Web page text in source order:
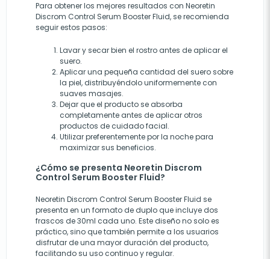
Para obtener los mejores resultados con Neoretin
Discrom Control Serum Booster Fluid, se recomienda
seguir estos pasos:
Lavar y secar bien el rostro antes de aplicar el
suero.
Aplicar una pequeña cantidad del suero sobre
la piel, distribuyéndolo uniformemente con
suaves masajes.
Dejar que el producto se absorba
completamente antes de aplicar otros
productos de cuidado facial.
Utilizar preferentemente por la noche para
maximizar sus beneficios.
¿Cómo se presenta Neoretin Discrom
Control Serum Booster Fluid?
Neoretin Discrom Control Serum Booster Fluid se
presenta en un formato de duplo que incluye dos
frascos de 30ml cada uno. Este diseño no solo es
práctico, sino que también permite a los usuarios
disfrutar de una mayor duración del producto,
facilitando su uso continuo y regular.